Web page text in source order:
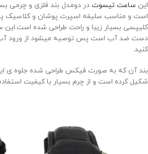
این ساعت تیسوت در دومدل بند فلزی و چرمی
است و مناسب سلیقه اسپرت پوشان و کلاسیک
کلیپسی بسیار زیبا و راحت طراحی شده
دست ضد آب است پس توصیه میشود از ورود آب
کنید.
بند آن که به صورت فیکس طراحی شده جلوه ی
شکیل کرده است و از چرم بسیار با کیفیت